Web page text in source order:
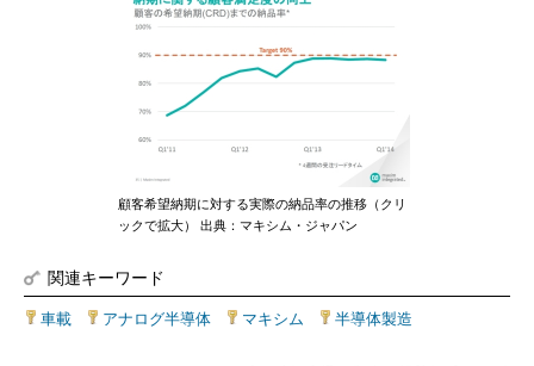
顧客希望納期に対する実際の納品率の推移（クリ
ックで拡大） 出典：マキシム・ジャパン
関連キーワード
車載 アナログ半導体 マキシム 半導体製造